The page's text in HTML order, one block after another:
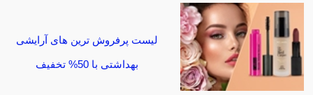
لیست پرفروش ترین های آرایشی
بهداشتی با 50% تخفیف